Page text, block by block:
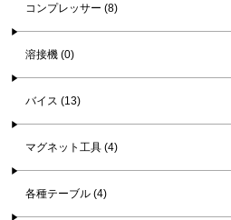
コンプレッサー (8)
溶接機 (0)
バイス (13)
マグネット工具 (4)
各種テーブル (4)